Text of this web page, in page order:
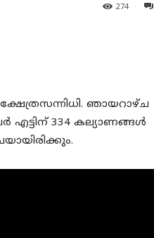
274
ഞായറാഴ്ച
എട്ടിന് 334 കല്യാണങ്ങൾ